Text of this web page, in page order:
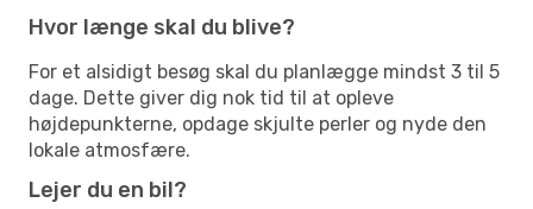
Hvor længe skal du blive?
For et alsidigt besøg skal du planlægge mindst 3 til 5
dage. Dette giver dig nok tid til at opleve
højdepunkterne, opdage skjulte perler og nyde den
lokale atmosfære.
Lejer du en bil?